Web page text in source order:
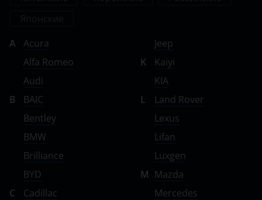
A
Acura
Alfa Romeo
Audi
B
BAIC
Bentley
BMW
Brilliance
BYD
C
Cadillac
Jeep
K
Kaiyi
KIA
L
Land Rover
Lexus
Lifan
Luxgen
M Mazda
Mercedes